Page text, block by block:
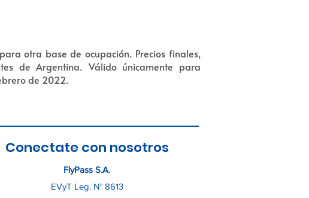
otra base de ocupación. Precios finales,
de Argentina. Válido únicamente para
de 2022.
Conectate con nosotros
FlyPass S.A.
EVyT Leg. N° 8613